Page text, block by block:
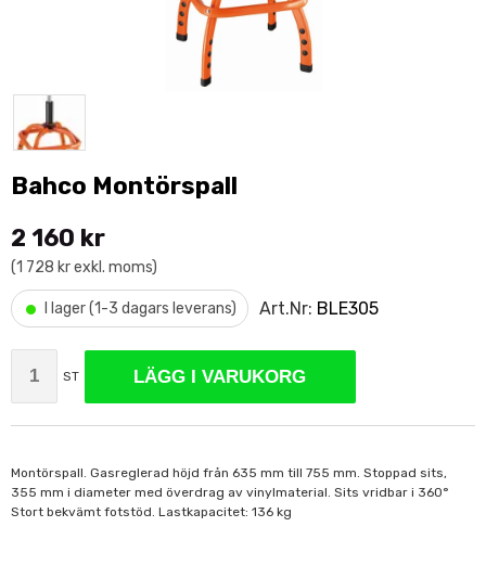
Bahco Montörspall
2 160 kr
(1 728 kr exkl. moms)
• I lager (1-3 dagars leverans) Art.Nr: BLE305
ST LÄGG I VARUKORG
Montörspall. Gasreglerad höjd från 635 mm till 755 mm. Stoppad sits,
355 mm i diameter med överdrag av vinylmaterial. Sits vridbar i 360°
Stort bekvämt fotstöd. Lastkapacitet: 136 kg